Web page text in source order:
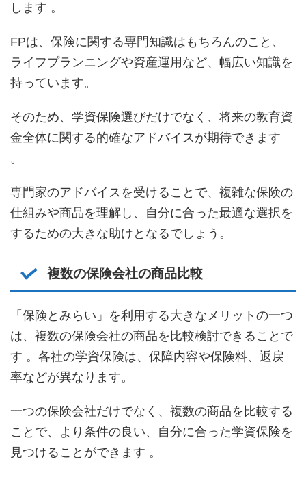
します 。
FPは、保険に関する専門知識はもちろんのこと、
ライフプランニングや資産運用など、幅広い知識を
持っています。
そのため、学資保険選びだけでなく、将来の教育資
金全体に関する的確なアドバイスが期待できます
。
専門家のアドバイスを受けることで、複雑な保険の
仕組みや商品を理解し、自分に合った最適な選択を
するための大きな助けとなるでしょう。
複数の保険会社の商品比較
「保険とみらい」を利用する大きなメリットの一つ
は、複数の保険会社の商品を比較検討できることで
す 。各社の学資保険は、保障内容や保険料、返戻
率などが異なります。
一つの保険会社だけでなく、複数の商品を比較する
ことで、より条件の良い、自分に合った学資保険を
見つけることができます 。